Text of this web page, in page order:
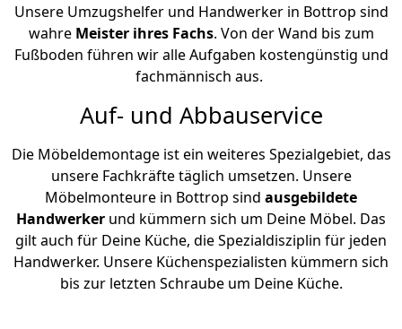
Unsere Umzugshelfer und Handwerker in Bottrop sind
wahre Meister ihres Fachs. Von der Wand bis zum
Fußboden führen wir alle Aufgaben kostengünstig und
fachmännisch aus.
Auf- und Abbauservice
Die Möbeldemontage ist ein weiteres Spezialgebiet, das
unsere Fachkräfte täglich umsetzen. Unsere
Möbelmonteure in Bottrop sind ausgebildete
Handwerker und kümmern sich um Deine Möbel. Das
gilt auch für Deine Küche, die Spezialdisziplin für jeden
Handwerker. Unsere Küchenspezialisten kümmern sich
bis zur letzten Schraube um Deine Küche.